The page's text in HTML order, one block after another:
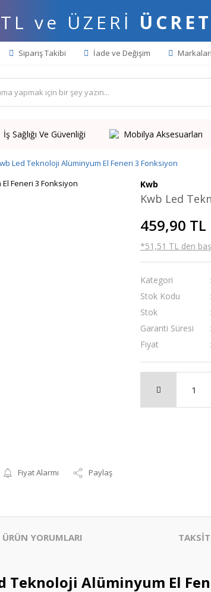
ve ÜZERİ
Sipariş Takibi İade ve Değişim
İş Sağlığı Ve Güvenliği Mobilya Aksesuarları
Led Teknoloji Alüminyum El Feneri 3 Fonksiyon
Fiyat Alarmı Paylaş
Kwb
Kwb Led
459,90 TL
*51,51 TL den
Kategori
Stok Kodu
Stok
Garanti Süresi
Fiyat
ÜRÜN YORUMLARI TAKSİT
Teknoloji Alüminyum El